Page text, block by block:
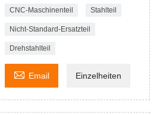
CNC-Maschinenteil Stahlteil
Nicht-Standard-Ersatzteil
Drehstahlteil
 Email Einzelheiten